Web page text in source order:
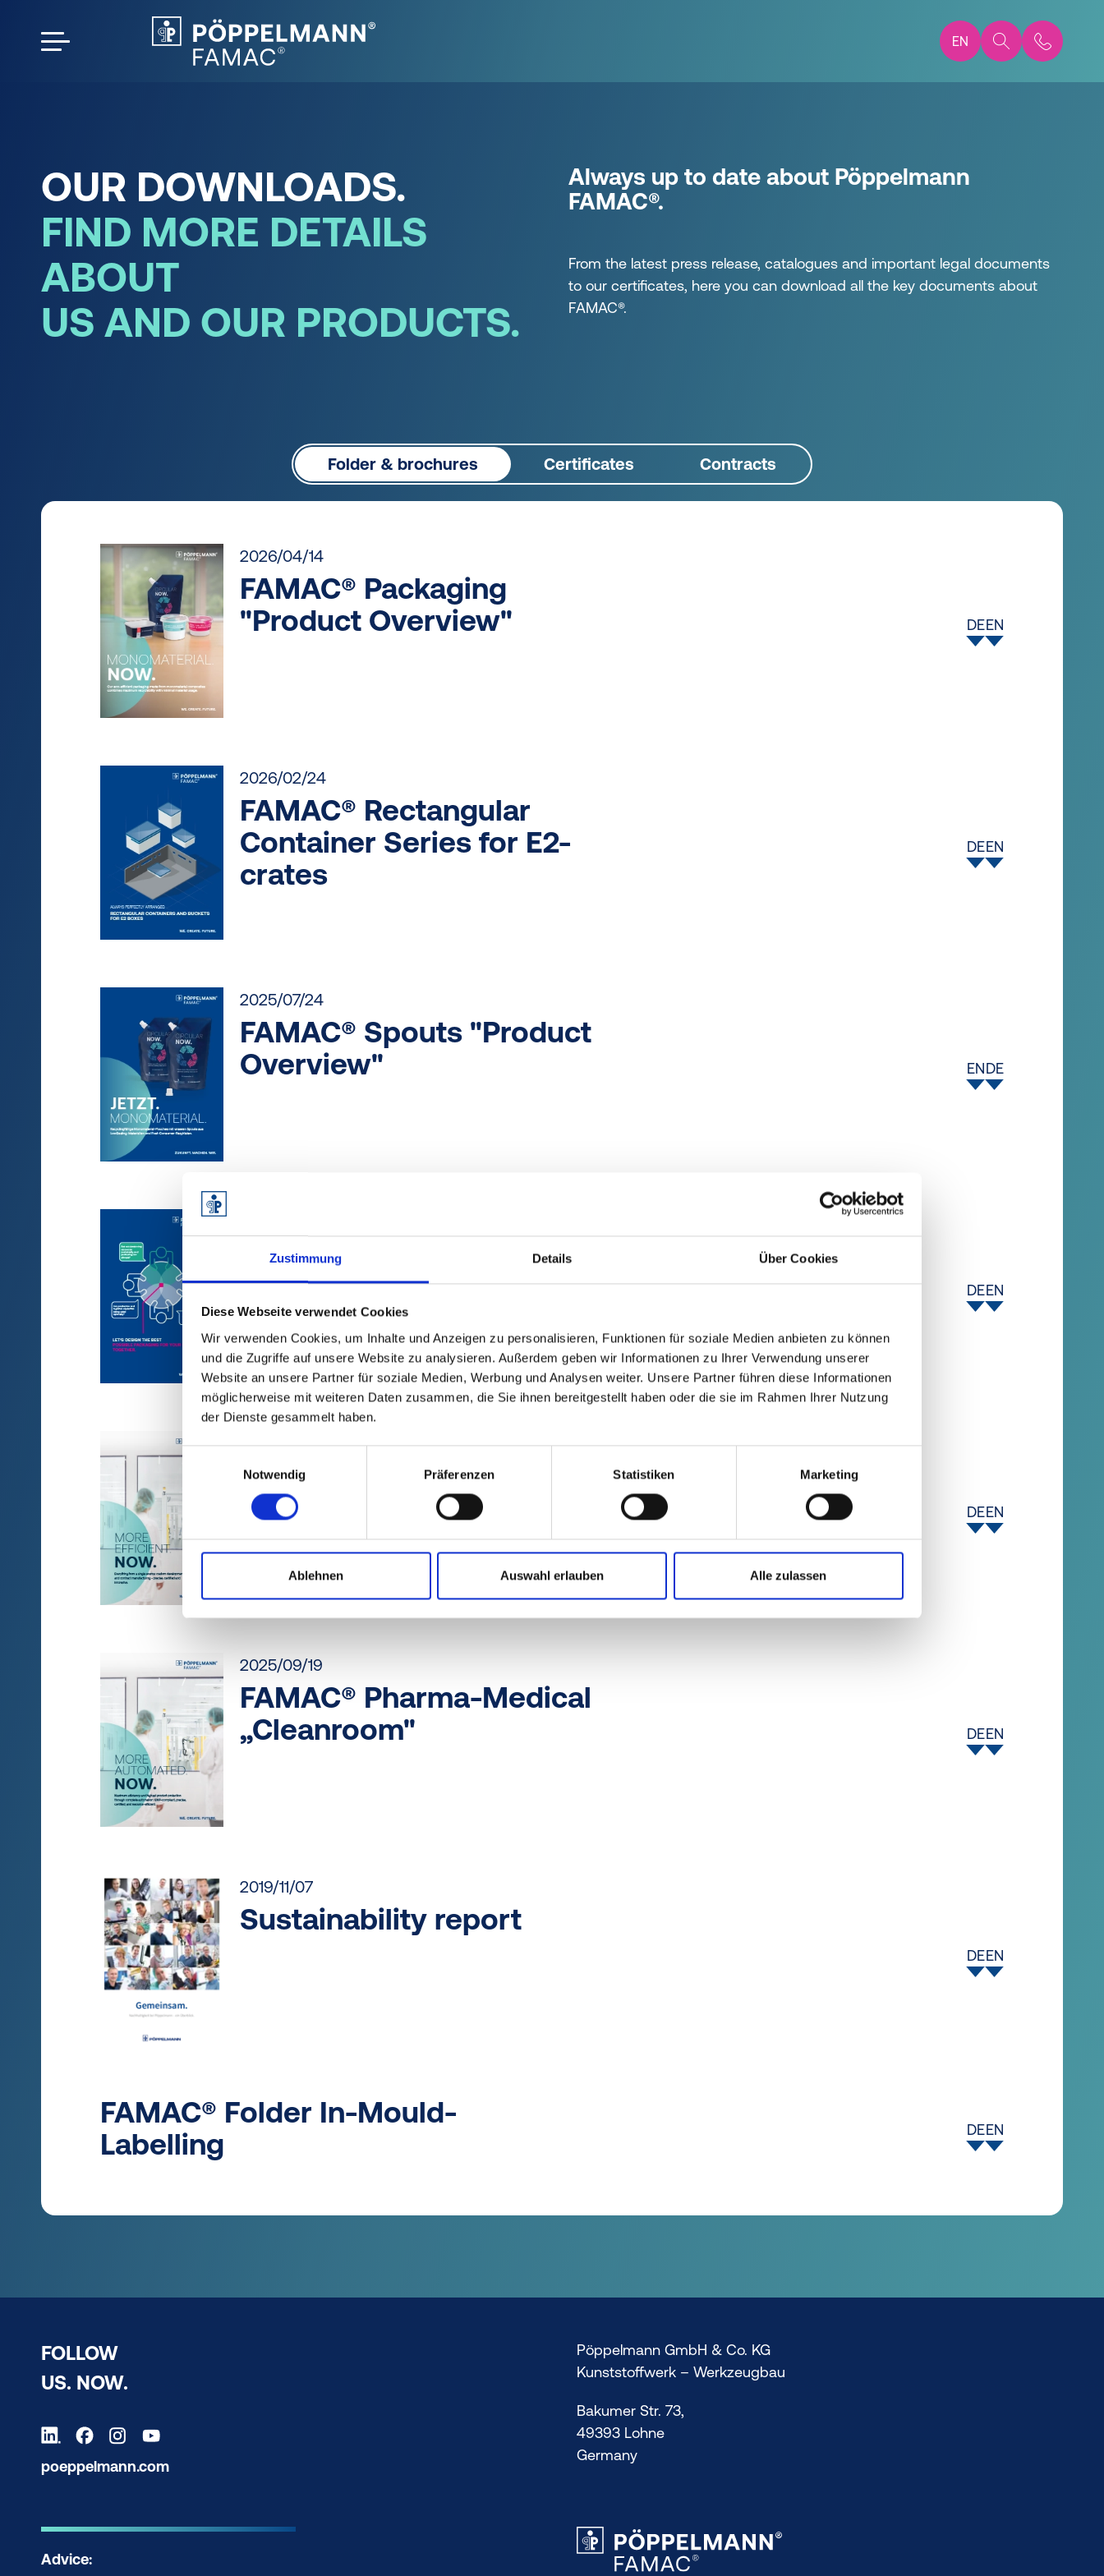
Zustimmung Details Über Cookies
Diese Webseite verwendet Cookies
Wir verwenden Cookies, um Inhalte und Anzeigen zu personalisieren, Funktionen für soziale Medien anbieten zu können
und die Zugriffe auf unsere Website zu analysieren. Außerdem geben wir Informationen zu Ihrer Verwendung unserer
Website an unsere Partner für soziale Medien, Werbung und Analysen weiter. Unsere Partner führen diese Informationen
möglicherweise mit weiteren Daten zusammen, die Sie ihnen bereitgestellt haben oder die sie im Rahmen Ihrer Nutzung
der Dienste gesammelt haben.
Einwilligungsauswahl
Notwendig
Präferenzen Statistiken Marketing
Ablehnen Auswahl erlauben Alle zulassen
EN
OUR DOWNLOADS.
FIND MORE DETAILS
ABOUT
US AND OUR PRODUCTS.
Always up to date about Pöppelmann
FAMAC®.
From the latest press release, catalogues and important legal documents
to our certificates, here you can download all the key documents about
FAMAC®.
Folder & brochures Certificates Contracts
2026/04/14
FAMAC® Packaging
"Product Overview"
DEEN
2026/02/24
FAMAC® Rectangular
Container Series for E2-
crates
DEEN
2025/07/24
FAMAC® Spouts "Product
Overview"
ENDE
FAMAC® PP blue OnePager
DEEN
2025/09/19
FAMAC® Pharma-Medical
"Product Overview"
DEEN
2025/09/19
FAMAC® Pharma-Medical
„Cleanroom"
DEEN
2019/11/07
Sustainability report
DEEN
FAMAC® Folder In-Mould-
Labelling
DEEN
FOLLOW
US. NOW.
poeppelmann.com
Pöppelmann GmbH & Co. KG
Kunststoffwerk – Werkzeugbau
Bakumer Str. 73,
49393 Lohne
Germany
Advice: